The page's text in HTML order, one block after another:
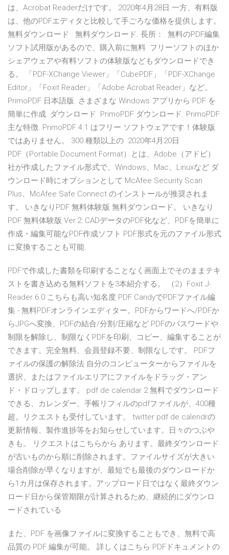
は、Acrobat Readerだけです。 2020年4月28日 一方、有料版
は、他のPDFエディタと比較して手ごろな価格を提供します。
無料ダウンロード · 無料ダウンロード. 長所：. 無料のPDF編集
ソフト試用版があるので、購入前に無料 フリーソフトのほか
シェアウェアや有料ソフトの体験版などもダウンロードでき
る。 「PDF-XChange Viewer」「CubePDF」「PDF-XChange
Editor」「Foxit Reader」「Adobe Acrobat Reader」など。
PrimoPDF 日本語版. さまざまな Windows アプリから PDF を
簡単に作成. ダウンロード PrimoPDF ダウンロード. PrimoPDF
主な特徴. PrimoPDF 4.1 はフリー ソフトウェアです！体験版
ではありません。 300 種類以上の 2020年4月20日
PDF（Portable Document Format）とは、Adobe（アドビ）
社が作成したファイル形式で、Windows、Mac、Linuxなど ダ
ウンロード時にオプションとして McAfee Security Scan
Plus、McAfee Safe Connect のインストールが推奨されま
す。 いきなりPDF 無料体験版 無料ダウンロード。 いきなり
PDF 無料体験版 Ver.2: CADデータのPDF化など、PDFを簡単に
作成・編集可能なPDF作成ソフト PDF形式を元のファイル形式
に変換することも可能.
PDFで作成した書類を印刷することなく画面上でそのままテキ
ストを書き込める無料ソフトを3本紹介する。 （2）Foxit J-
Reader 6.0 こちらも高い知名度 PDF CandyでPDFファイル編
集 - 無料PDFオンラインエディター。PDFからワードへ/PDFか
らJPGへ変換、PDFの結合/分割/圧縮など PDFのパスワードや
制限を解除し、制限なくPDFを印刷、コピー、編集することが
できます。完全無料、会員登録不要、制限なしです。 PDFフ
ァイルの保護の解除法 自分のコンピューターからファイルを
選択、またはファイルエリアにファイルをドラッグ・アン
ド・ドロップします。 pdf de calendar 2 無料でダウンロード
できる、カレンダー、手帳リフィルのpdfファイルが、400種
超。リクエストも受付しています。 twitter pdf de calendrの
更新情報、製作進捗等をお知らせしています。日々のつぶや
きも。 リクエストはこちらから あります。最終ダウンロード
が古いものから順に削除されます。ファイルサイズが大きい
場合削除が早くなりますが、最短でも最後のダウンロードか
ら1カ月は保存されます。アップロード日ではなく最終ダウン
ロード日から保管期限が計算されるため、継続的にダウンロ
ードされている
また、PDF を画像ファイルに変換することもでき、無料で高
品質の PDF 編集が可能。 詳しくはこちら PDFドキュメントの